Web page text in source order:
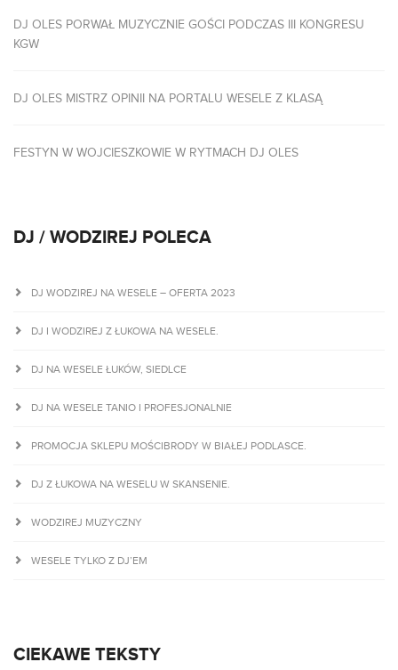
DJ OLES PORWAŁ MUZYCZNIE GOŚCI PODCZAS III KONGRESU
KGW
DJ OLES MISTRZ OPINII NA PORTALU WESELE Z KLASĄ
FESTYN W WOJCIESZKOWIE W RYTMACH DJ OLES
DJ / WODZIREJ POLECA
DJ WODZIREJ NA WESELE – OFERTA 2023
DJ I WODZIREJ Z ŁUKOWA NA WESELE.
DJ NA WESELE ŁUKÓW, SIEDLCE
DJ NA WESELE TANIO I PROFESJONALNIE
PROMOCJA SKLEPU MOŚCIBRODY W BIAŁEJ PODLASCE.
DJ Z ŁUKOWA NA WESELU W SKANSENIE.
WODZIREJ MUZYCZNY
WESELE TYLKO Z DJ’EM
CIEKAWE TEKSTY